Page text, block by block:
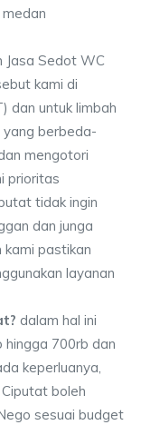
Jasa Sedot WC
kami di
dan untuk limbah
berbeda-
mengotori
prioritas
tidak ingin
dan junga
kami pastikan
layanan
dalam hal ini
hingga 700rb dan
keperluanya,
boleh
sesuai budget